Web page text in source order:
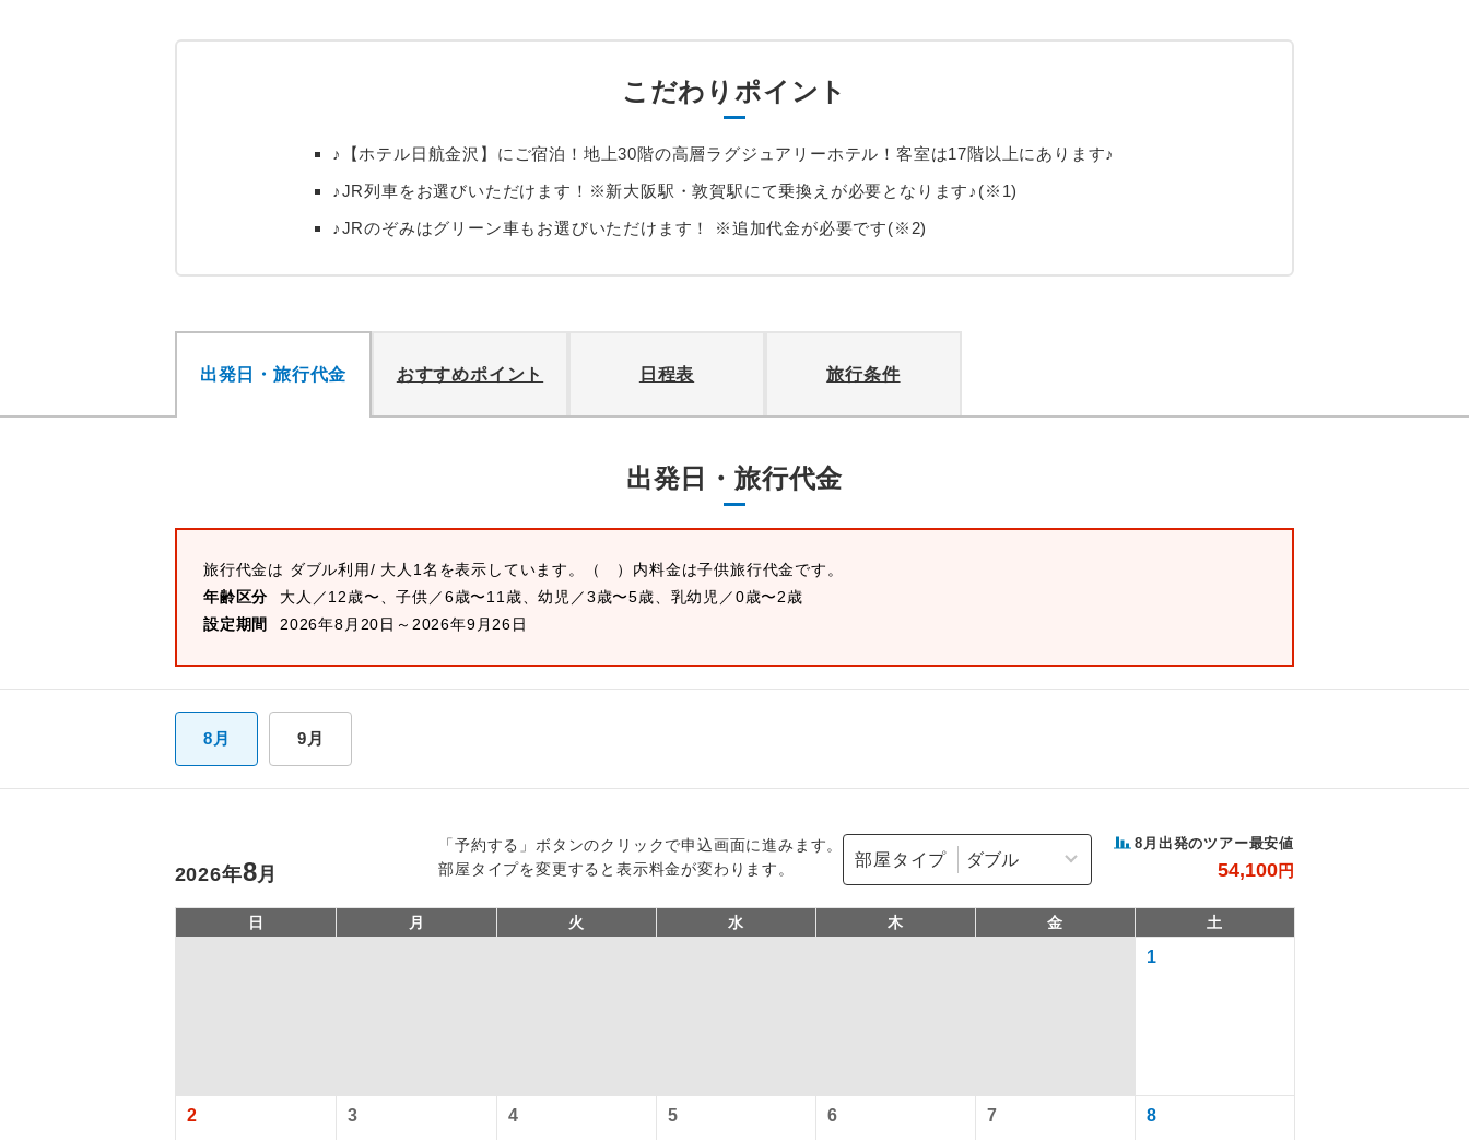
こだわりポイント
♪【ホテル日航金沢】にご宿泊！地上30階の高層ラグジュアリーホテル！客室は17階以上にあります♪
♪JR列車をお選びいただけます！※新大阪駅・敦賀駅にて乗換えが必要となります♪(※1)
♪JRのぞみはグリーン車もお選びいただけます！ ※追加代金が必要です(※2)
出発日・旅行代金 おすすめポイント 日程表 旅行条件
出発日・旅行代金
旅行代金は ダブル利用/ 大人1名を表示しています。
（ ）内料金は子供旅行代金です。
年齢区分
大人／12歳〜、子供／6歳〜11歳、幼児／3歳〜5歳、乳幼児／0歳〜2歳
設定期間
2026年8月20日～2026年9月26日
8月 9月
「予約する」ボタンのクリックで申込画面に進みます。
部屋タイプを変更すると表示料金が変わります。
部屋タイプ
8 月出発のツアー最安値
54,100円
2026年8月
日 月 火 水 木 金 土
1
2 3 4 5 6 7 8